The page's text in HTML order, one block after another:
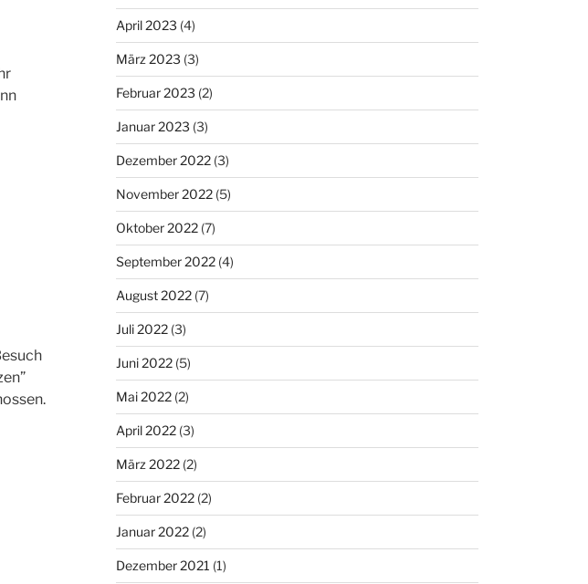
April 2023 (4)
März 2023 (3)
Februar 2023 (2)
Januar 2023 (3)
Dezember 2022(3)
November 2022(5)
Oktober 2022(7)
September 2022(4)
August 2022(7)
Juli 2022(3)
Juni 2022(5)
Mai 2022(2)
April 2022(3)
März 2022(2)
Februar 2022(2)
Januar 2022(2)
Dezember 2021 (1)